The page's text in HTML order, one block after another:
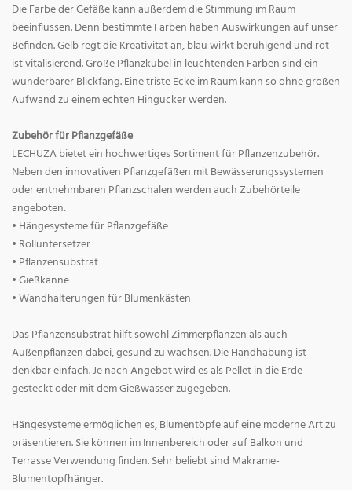
Die Farbe der Gefäße kann außerdem die Stimmung im Raum
beeinflussen. Denn bestimmte Farben haben Auswirkungen auf unser
Befinden. Gelb regt die Kreativität an, blau wirkt beruhigend und rot
ist vitalisierend. Große Pflanzkübel in leuchtenden Farben sind ein
wunderbarer Blickfang. Eine triste Ecke im Raum kann so ohne großen
Aufwand zu einem echten Hingucker werden.
Zubehör für Pflanzgefäße
LECHUZA bietet ein hochwertiges Sortiment für Pflanzenzubehör.
Neben den innovativen Pflanzgefäßen mit Bewässerungssystemen
oder entnehmbaren Pflanzschalen werden auch Zubehörteile
angeboten:
• Hängesysteme für Pflanzgefäße
• Rolluntersetzer
• Pflanzensubstrat
• Gießkanne
• Wandhalterungen für Blumenkästen
Das Pflanzensubstrat hilft sowohl Zimmerpflanzen als auch
Außenpflanzen dabei, gesund zu wachsen. Die Handhabung ist
denkbar einfach. Je nach Angebot wird es als Pellet in die Erde
gesteckt oder mit dem Gießwasser zugegeben.
Hängesysteme ermöglichen es, Blumentöpfe auf eine moderne Art zu
präsentieren. Sie können im Innenbereich oder auf Balkon und
Terrasse Verwendung finden. Sehr beliebt sind Makrame-
Blumentopfhänger.